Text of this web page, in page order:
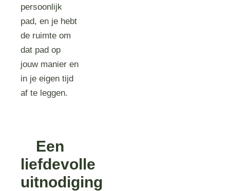
persoonlijk
pad, en je hebt
de ruimte om
dat pad op
jouw manier en
in je eigen tijd
af te leggen.
Een
liefdevolle
uitnodiging